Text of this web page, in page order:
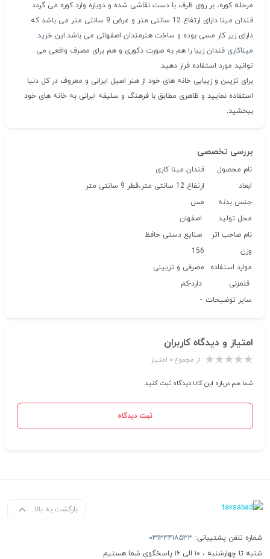
مرحله کوره، بر روی ظرف با دست نقاشی شده و دوباره وارد کوره می گردد.
قندان مینا دارای ارتفاع 12 سانتی متر و عرض 9 سانتی متر می باشد که
دارای زیر کار مسی بوده و ساخت هنرمندان اصفهانی می باشد.این خرید
میناکاری قندان زیبا را هم به صورت دکوری و هم برای مصرف واقعی می
توانید مورد استفاده قرار دهید.
برای تزیین و زیبایی خانه های خود از هنر اصیل ایرانی و معروف در کل دنیا
استفاده نمایید و ظاهری مطابق با فرهنگ و سلیقه ایرانی به خانه های خود
ببخشید.
بررسی تخصصی
نام محصول
قندان مینا کاری
ابعاد
ارتفاع 12 سانتی متر،قطر 9 سانتی متر
جنس بدنه
مس
محل تولید
اصفهان
نام صاحب اثر
صنایع دستی حافظ
وزن
156
موارد استفاده
مصرفی و تزیینی
قلمزنی
دارد-کم
سایر توضیحات -
امتیاز و دیدگاه کاربران
از مجموع ۰ امتیاز
شما هم درباره این کالا دیدگاه ثبت کنید
ثبت دیدگاه
بازگشت به بالا
شماره تلفن پشتیبانی: ۰۳۱۳۴۴۱۸۵۳۳
شنبه تا چهارشنبه ، ۱۰ الی ۱۶ پاسخگوی شما هستیم